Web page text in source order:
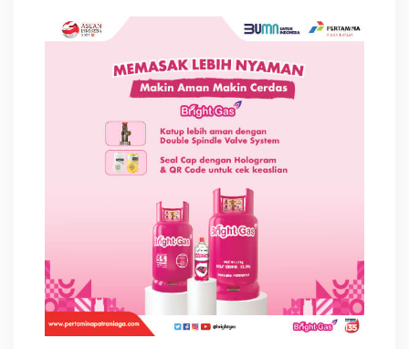
r
g
a
n
n
i
a
k
a
r
U